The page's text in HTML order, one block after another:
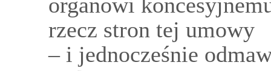
rzecz stron tej umowy
– i jednocześnie